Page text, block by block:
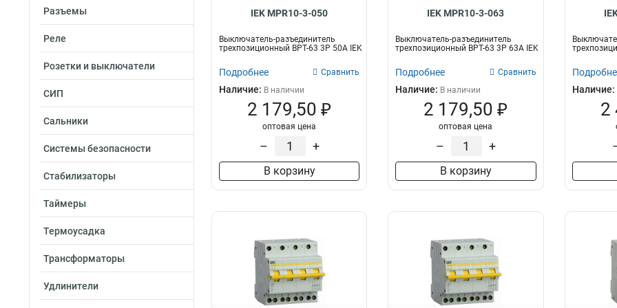
Разъемы
Реле
Розетки и выключатели
СИП
Сальники
Системы безопасности
Стабилизаторы
Таймеры
Термоусадка
Трансформаторы
Удлинители
IEK MPR10-3-050
Выключатель-разъединитель
трехпозиционный ВРТ-63 3P 50А IEK
Подробнее Сравнить
Наличие: В наличии
2 179,50 ₽
оптовая цена
– +
В корзину
IEK MPR10-3-063
Выключатель-разъединитель
трехпозиционный ВРТ-63 3P 63А IEK
Подробнее Сравнить
Наличие: В наличии
2 179,50 ₽
оптовая цена
– +
В корзину
Наличие:
2